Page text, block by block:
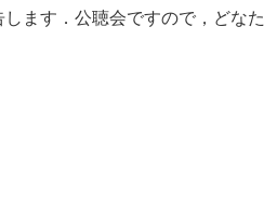
ます．公聴会ですので，どなた